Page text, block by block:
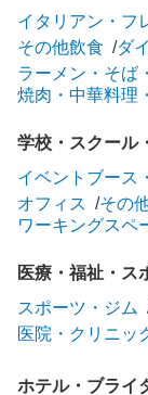
イタリアン・フ
その他飲食
ダ
ラーメン・そば
焼肉・中華料理
学校・スクール
イベントブース
オフィス
その
ワーキングスペ
医療・福祉・ス
スポーツ・ジム
医院・クリニッ
ホテル・ブライ